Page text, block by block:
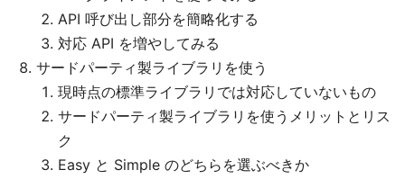
API 呼び出し部分を簡略化する
対応 API を増やしてみる
サードパーティ製ライブラリを使う
現時点の標準ライブラリでは対応していないもの
サードパーティ製ライブラリを使うメリットとリス
ク
Easy と Simple のどちらを選ぶべきか